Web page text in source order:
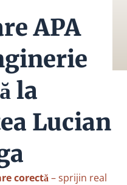
APA
la
Lucian
corectă– sprijin real